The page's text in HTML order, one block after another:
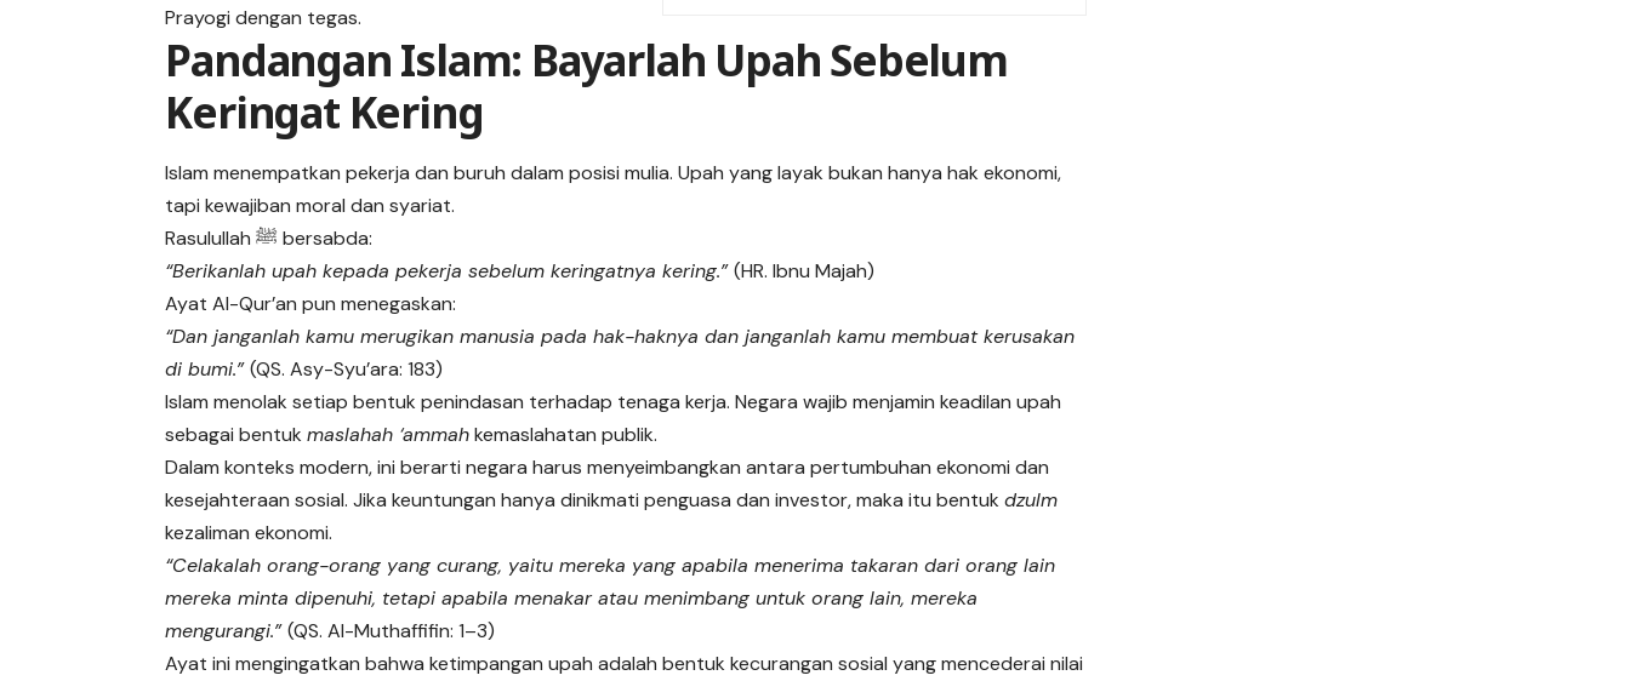
Prayogi dengan tegas.
Pandangan Islam: Bayarlah Upah Sebelum
Keringat Kering
Islam menempatkan pekerja dan buruh dalam posisi mulia. Upah yang layak bukan hanya hak ekonomi,
tapi kewajiban moral dan syariat.
Rasulullah ﷺ bersabda:
“Berikanlah upah kepada pekerja sebelum keringatnya kering.”(HR. Ibnu Majah)
Ayat Al-Qur’an pun menegaskan:
“Dan janganlah kamu merugikan manusia pada hak-haknya dan janganlah kamu membuat kerusakan
di bumi.”(QS. Asy-Syu’ara: 183)
Islam menolak setiap bentuk penindasan terhadap tenaga kerja. Negara wajib menjamin keadilan upah
sebagai bentukmaslahah ‘ammahkemaslahatan publik.
Dalam konteks modern, ini berarti negara harus menyeimbangkan antara pertumbuhan ekonomi dan
kesejahteraan sosial. Jika keuntungan hanya dinikmati penguasa dan investor, maka itu bentukdzulm
kezaliman ekonomi.
“Celakalah orang-orang yang curang, yaitu mereka yang apabila menerima takaran dari orang lain
mereka minta dipenuhi, tetapi apabila menakar atau menimbang untuk orang lain, mereka
mengurangi.”(QS. Al-Muthaffifin: 1–3)
Ayat ini mengingatkan bahwa ketimpangan upah adalah bentuk kecurangan sosial yang mencederai nilai